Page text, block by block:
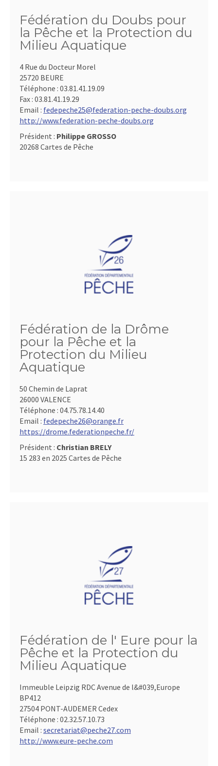
Fédération du Doubs pour
la Pêche et la Protection du
Milieu Aquatique
4 Rue du Docteur Morel
25720 BEURE
Téléphone : 03.81.41.19.09
Fax : 03.81.41.19.29
Email : fedepeche25@federation-peche-doubs.org
http://www.federation-peche-doubs.org
Président : Philippe GROSSO
20268 Cartes de Pêche
Fédération de la Drôme
pour la Pêche et la
Protection du Milieu
Aquatique
50 Chemin de Laprat
26000 VALENCE
Téléphone : 04.75.78.14.40
Email : fedepeche26@orange.fr
https://drome.federationpeche.fr/
Président : Christian BRELY
15 283 en 2025 Cartes de Pêche
Fédération de l' Eure pour la
Pêche et la Protection du
Milieu Aquatique
Immeuble Leipzig RDC Avenue de l&#039,Europe
BP412
27504 PONT-AUDEMER Cedex
Téléphone : 02.32.57.10.73
Email : secretariat@peche27.com
http://www.eure-peche.com